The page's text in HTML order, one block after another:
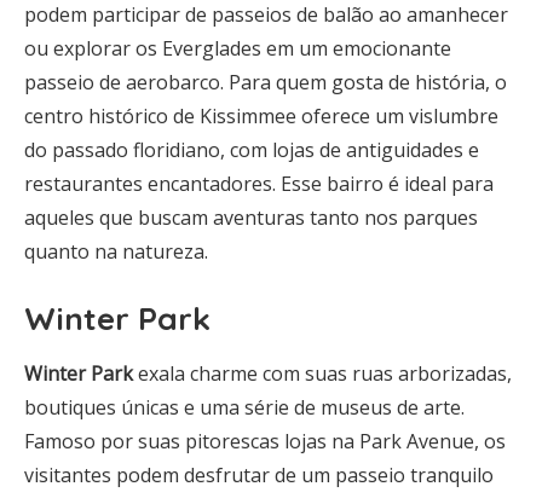
podem participar de passeios de balão ao amanhecer
ou explorar os Everglades em um emocionante
passeio de aerobarco. Para quem gosta de história, o
centro histórico de Kissimmee oferece um vislumbre
do passado floridiano, com lojas de antiguidades e
restaurantes encantadores. Esse bairro é ideal para
aqueles que buscam aventuras tanto nos parques
quanto na natureza.
Winter Park
Winter Parkexala charme com suas ruas arborizadas,
boutiques únicas e uma série de museus de arte.
Famoso por suas pitorescas lojas na Park Avenue, os
visitantes podem desfrutar de um passeio tranquilo